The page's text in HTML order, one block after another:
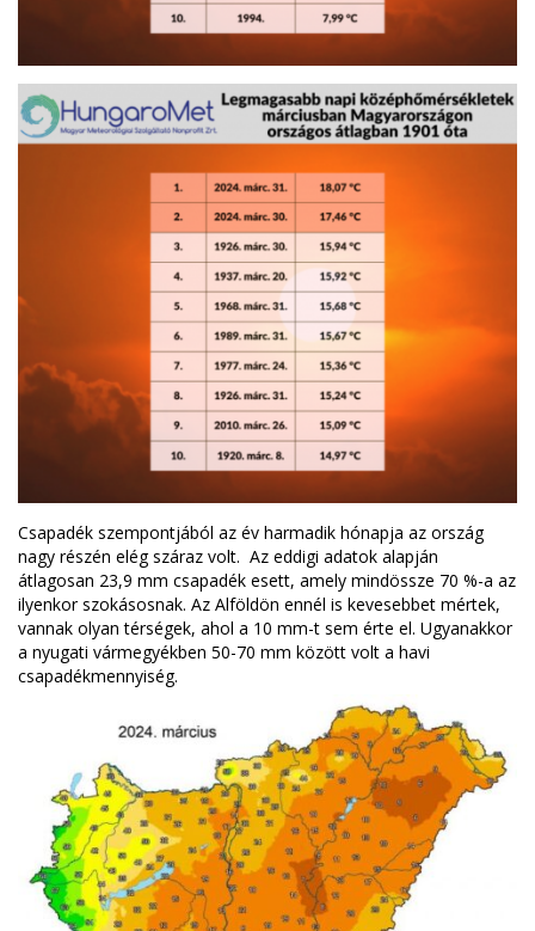
Csapadék szempontjából az év harmadik hónapja az ország
nagy részén elég száraz volt. Az eddigi adatok alapján
átlagosan 23,9 mm csapadék esett, amely mindössze 70 %-a az
ilyenkor szokásosnak. Az Alföldön ennél is kevesebbet mértek,
vannak olyan térségek, ahol a 10 mm-t sem érte el. Ugyanakkor
a nyugati vármegyékben 50-70 mm között volt a havi
csapadékmennyiség.